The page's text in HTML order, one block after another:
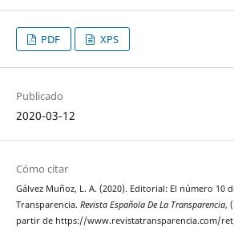
PDF XPS
Publicado
2020-03-12
Cómo citar
Gálvez Muñoz, L. A. (2020). Editorial: El número 10
Transparencia. Revista Española De La Transparencia,
partir de https://www.revistatransparencia.com/